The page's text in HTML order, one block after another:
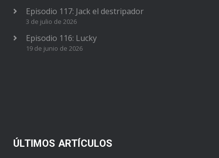
Episodio 117: Jack el destripador
3 de julio de 2026
Episodio 116: Lucky
19 de junio de 2026
ÚLTIMOS ARTÍCULOS